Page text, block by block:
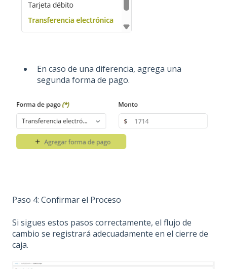
En caso de una diferencia, agrega una
segunda forma de pago.
Paso 4: Confirmar el Proceso
Si sigues estos pasos correctamente, el flujo de
cambio se registrará adecuadamente en el cierre de
caja.